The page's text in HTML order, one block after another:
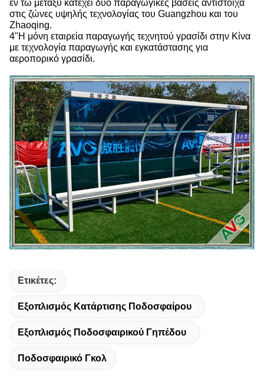
εν τω μεταξύ κατέχει δύο παραγωγικές βάσεις αντίστοιχα
στις ζώνες υψηλής τεχνολογίας του Guangzhou και του
Zhaoqing.
4"Η μόνη εταιρεία παραγωγής τεχνητού γρασίδι στην Κίνα
με τεχνολογία παραγωγής και εγκατάστασης για
αεροπορικό γρασίδι.
Ετικέτες:
Εξοπλισμός Κατάρτισης Ποδοσφαίρου
Εξοπλισμός Ποδοσφαιρικού Γηπέδου
Ποδοσφαιρικό Γκολ